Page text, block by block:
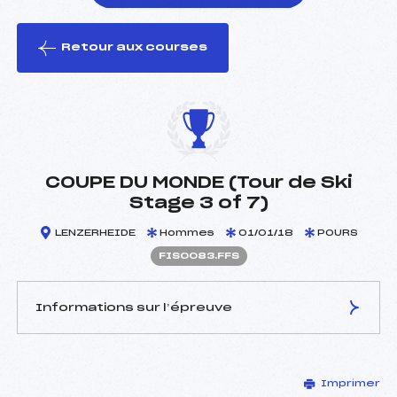
le ski
Retour aux courses
COUPE DU MONDE (Tour de Ski
Stage 3 of 7)
LENZERHEIDE Hommes 01/01/18 POURS
FIS0083.FFS
Informations sur l’épreuve
–
Imprimer